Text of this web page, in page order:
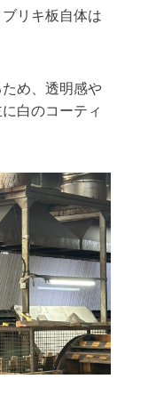
リキ板自体は
め、透明感や
白のコーティ